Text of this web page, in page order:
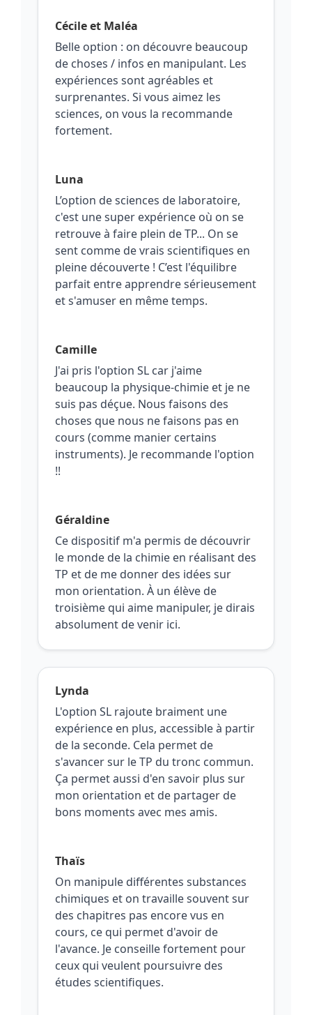
Cécile et Maléa
Belle option : on découvre beaucoup
de choses / infos en manipulant. Les
expériences sont agréables et
surprenantes. Si vous aimez les
sciences, on vous la recommande
fortement.
Luna
L’option de sciences de laboratoire,
c'est une super expérience où on se
retrouve à faire plein de TP... On se
sent comme de vrais scientifiques en
pleine découverte ! C’est l'équilibre
parfait entre apprendre sérieusement
et s'amuser en même temps.
Camille
J'ai pris l'option SL car j'aime
beaucoup la physique‑chimie et je ne
suis pas déçue. Nous faisons des
choses que nous ne faisons pas en
cours (comme manier certains
instruments). Je recommande l'option
!!
Géraldine
Ce dispositif m'a permis de découvrir
le monde de la chimie en réalisant des
TP et de me donner des idées sur
mon orientation. À un élève de
troisième qui aime manipuler, je dirais
absolument de venir ici.
Lynda
L'option SL rajoute braiment une
expérience en plus, accessible à partir
de la seconde. Cela permet de
s'avancer sur le TP du tronc commun.
Ça permet aussi d'en savoir plus sur
mon orientation et de partager de
bons moments avec mes amis.
Thaïs
On manipule différentes substances
chimiques et on travaille souvent sur
des chapitres pas encore vus en
cours, ce qui permet d'avoir de
l'avance. Je conseille fortement pour
ceux qui veulent poursuivre des
études scientifiques.